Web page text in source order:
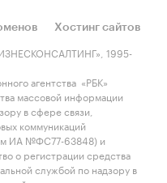
Хостинг сайтов
1995-
агентства «РБК»
массовой информации
в сфере связи,
коммуникаций
ИА №ФС77-63848) и
о регистрации средства
службой по надзору в